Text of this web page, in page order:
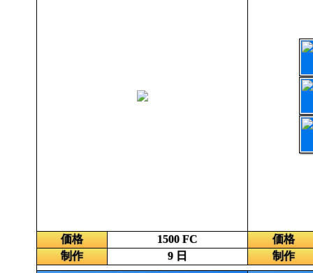
価格 1500 FC
価格
制作
9 日
制作